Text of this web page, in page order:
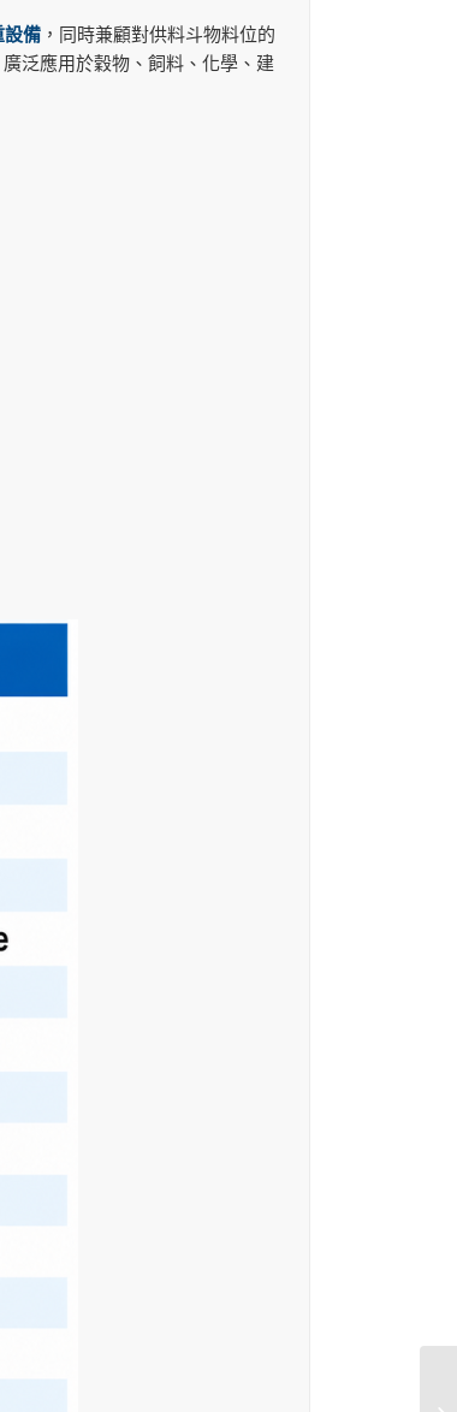
設備 ，同時兼顧對供料斗物料位的
泛應用於穀物、飼料、化學、建